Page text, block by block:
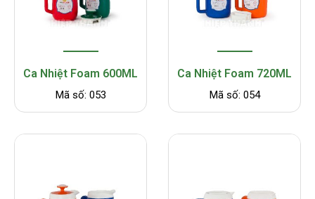
Ca Nhiệt Foam 600ML
Mã số: 053
Ca Nhiệt Foam 720ML
Mã số: 054